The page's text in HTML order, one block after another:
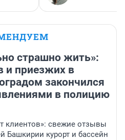
страшно жить»:
и приезжих в
закончился
в полицию
клиентов»: свежие отзывы
Башкирии курорт и бассейн